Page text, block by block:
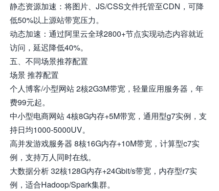
静态资源加速：将图片、JS/CSS文件托管至CDN，可降
低50%以上源站带宽压力。
动态加速：通过阿里云全球2800+节点实现动态内容就近
访问，延迟降低40%。
五、不同场景推荐配置
场景 推荐配置
个人博客/小型网站 2核2G3M带宽，轻量应用服务器，年
费99元起。
中小型电商网站 4核8G内存+5M带宽，通用型g7实例，支
持日均1000-5000UV。
高并发游戏服务器 8核16G内存+10M带宽，计算型c7实
例，支持万人同时在线。
大数据分析 32核128G内存+24Gbit/s带宽，内存型r7实
例，适合Hadoop/Spark集群。